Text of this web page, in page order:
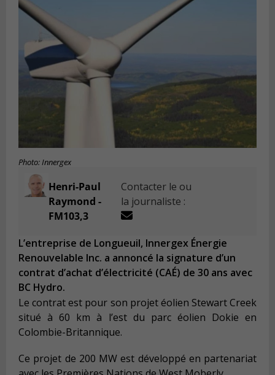
Photo: Innergex
Henri-Paul
Raymond -
FM103,3
Contacter le ou
la journaliste :
L’entreprise de Longueuil, Innergex Énergie
Renouvelable Inc. a annoncé la signature d’un
contrat d’achat d’électricité (CAÉ) de 30 ans avec
BC Hydro.
Le contrat est pour son projet éolien Stewart Creek
situé à 60 km à l’est du parc éolien Dokie en
Colombie-Britannique.
Ce projet de 200 MW est développé en partenariat